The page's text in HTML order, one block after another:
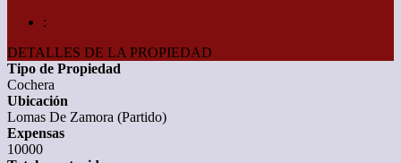
:
DETALLES DE LA PROPIEDAD
Tipo de Propiedad
Cochera
Ubicación
Lomas De Zamora (Partido)
Expensas
10000